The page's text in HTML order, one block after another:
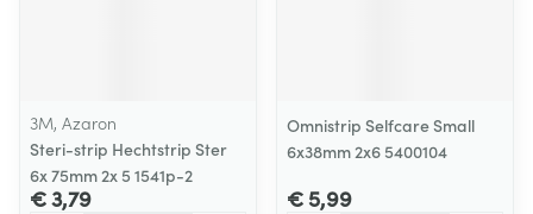
3M, Azaron
Steri-strip Hechtstrip Ster
6x 75mm 2x 5 1541p-2
€ 3,79
Omnistrip Selfcare Small
6x38mm 2x6 5400104
€ 5,99